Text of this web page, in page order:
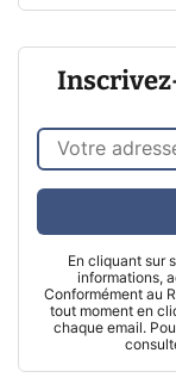
En cliquant sur
informations,
Conformément au
tout moment en
chaque email.